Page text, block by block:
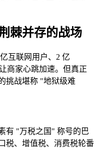
棘并存的战场
互联网用户、2 亿
商家心跳加速。但真正
挑战堪称 "地狱级难
有 "万税之国" 称号的巴
税、增值税、消费税轮番